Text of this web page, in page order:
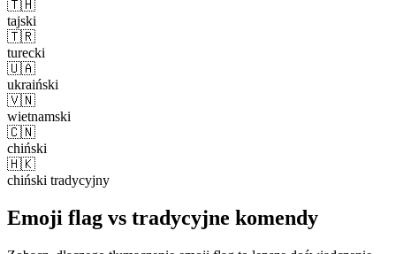
🇹🇭
tajski
🇹🇷
turecki
🇺🇦
ukraiński
🇻🇳
wietnamski
🇨🇳
chiński
🇭🇰
chiński tradycyjny
Emoji flag vs tradycyjne komendy